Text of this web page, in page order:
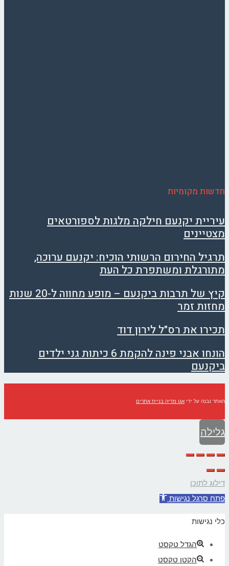
חדשות מקומיות
עיריית יקנעם חילקה מלגות לספורטאים
מצטיינים
תרגיל החירום הרשותי הוכיח: יקנעם ערוכה,
מתורגלת ומשתפרת כל העת
קיץ של תרבות ביקנעם – מופע מחווה ל-20 שנות
מחזות זמר
תכירו את רס"ל לירון דוד
הונחו אבני פינה להקמת 6 כיתות גני ילדים
ביקנעם
האתר נבנה על ידי אגו מדיה בניית אתרים
גלילה
לראש
העמוד
דילוג לתוכן
פתח סרגל נגישות
כלי נגישות
הגדל טקסט
הקטן טקסט